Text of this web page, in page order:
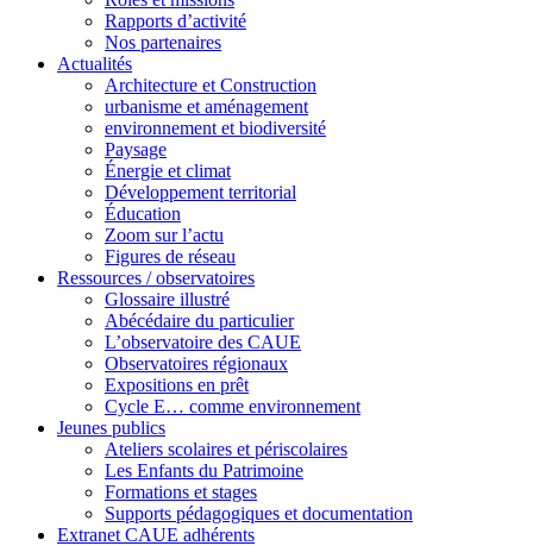
Rapports d’activité
Nos partenaires
Actualités
Architecture et Construction
urbanisme et aménagement
environnement et biodiversité
Paysage
Énergie et climat
Développement territorial
Éducation
Zoom sur l’actu
Figures de réseau
Ressources / observatoires
Glossaire illustré
Abécédaire du particulier
L’observatoire des CAUE
Observatoires régionaux
Expositions en prêt
Cycle E… comme environnement
Jeunes publics
Ateliers scolaires et périscolaires
Les Enfants du Patrimoine
Formations et stages
Supports pédagogiques et documentation
Extranet CAUE adhérents